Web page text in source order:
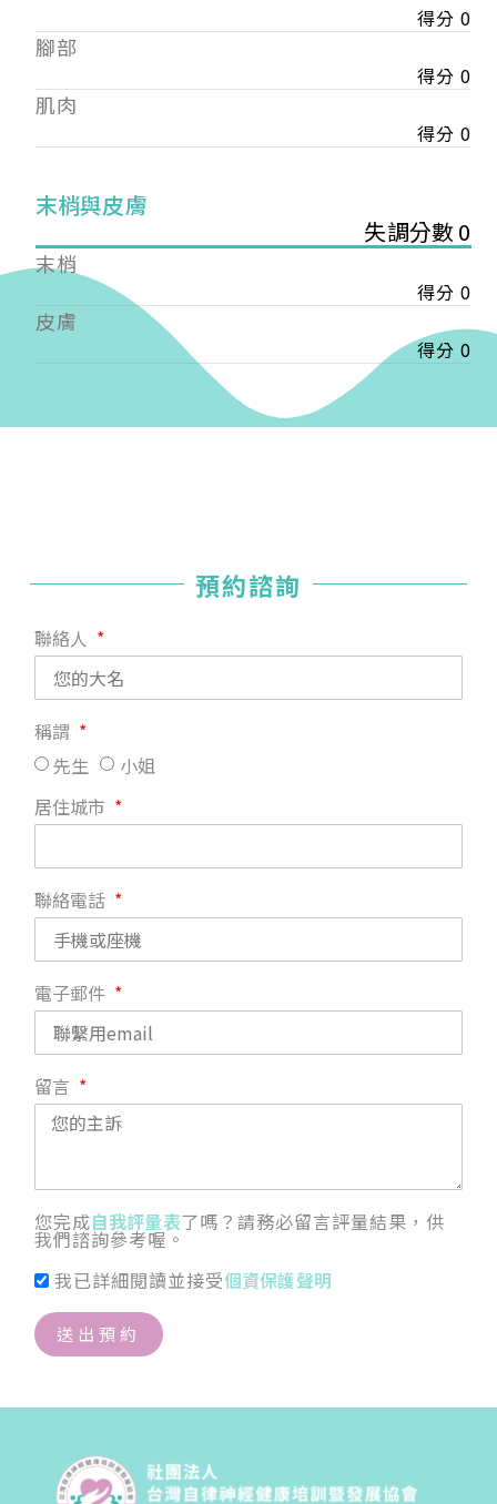
得分 0
腳部
得分 0
肌肉
得分 0
末梢與皮膚
失調分數 0
末梢
得分 0
皮膚
得分 0
預約諮詢
聯絡人
稱謂
先生
小姐
居住城市
聯絡電話
電子郵件
留言
您完成自我評量表了嗎？請務必留言評量結果，供
我們諮詢參考喔。
我已詳細閱讀並接受個資保護聲明
送出預約
【會費】
入會費新臺幣1200元，於會員入會時繳納；常年會
費1200元，於每年度繳納。
入會費新臺幣3000元，於會員入會時繳納；常年會
費3000元，於每年度繳納。
戶名: 社團法人台灣自律神經健康培訓暨發展協會
帳號: 003-03-501566-2
銀行: (013) 國泰世華 南京東路分行